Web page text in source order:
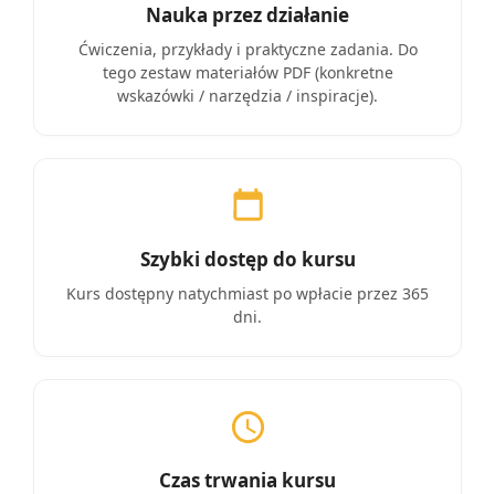
Nauka przez działanie
Ćwiczenia, przykłady i praktyczne zadania. Do
tego zestaw materiałów PDF (konkretne
wskazówki / narzędzia / inspiracje).
Szybki dostęp do kursu
Kurs dostępny natychmiast po wpłacie przez 365
dni.
Czas trwania kursu